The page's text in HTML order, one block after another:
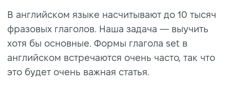
В английском языке насчитывают до 10 тысяч
фразовых глаголов. Наша задача — выучить
хотя бы основные. Формы глагола set в
английском встречаются очень часто, так что
это будет очень важная статья.